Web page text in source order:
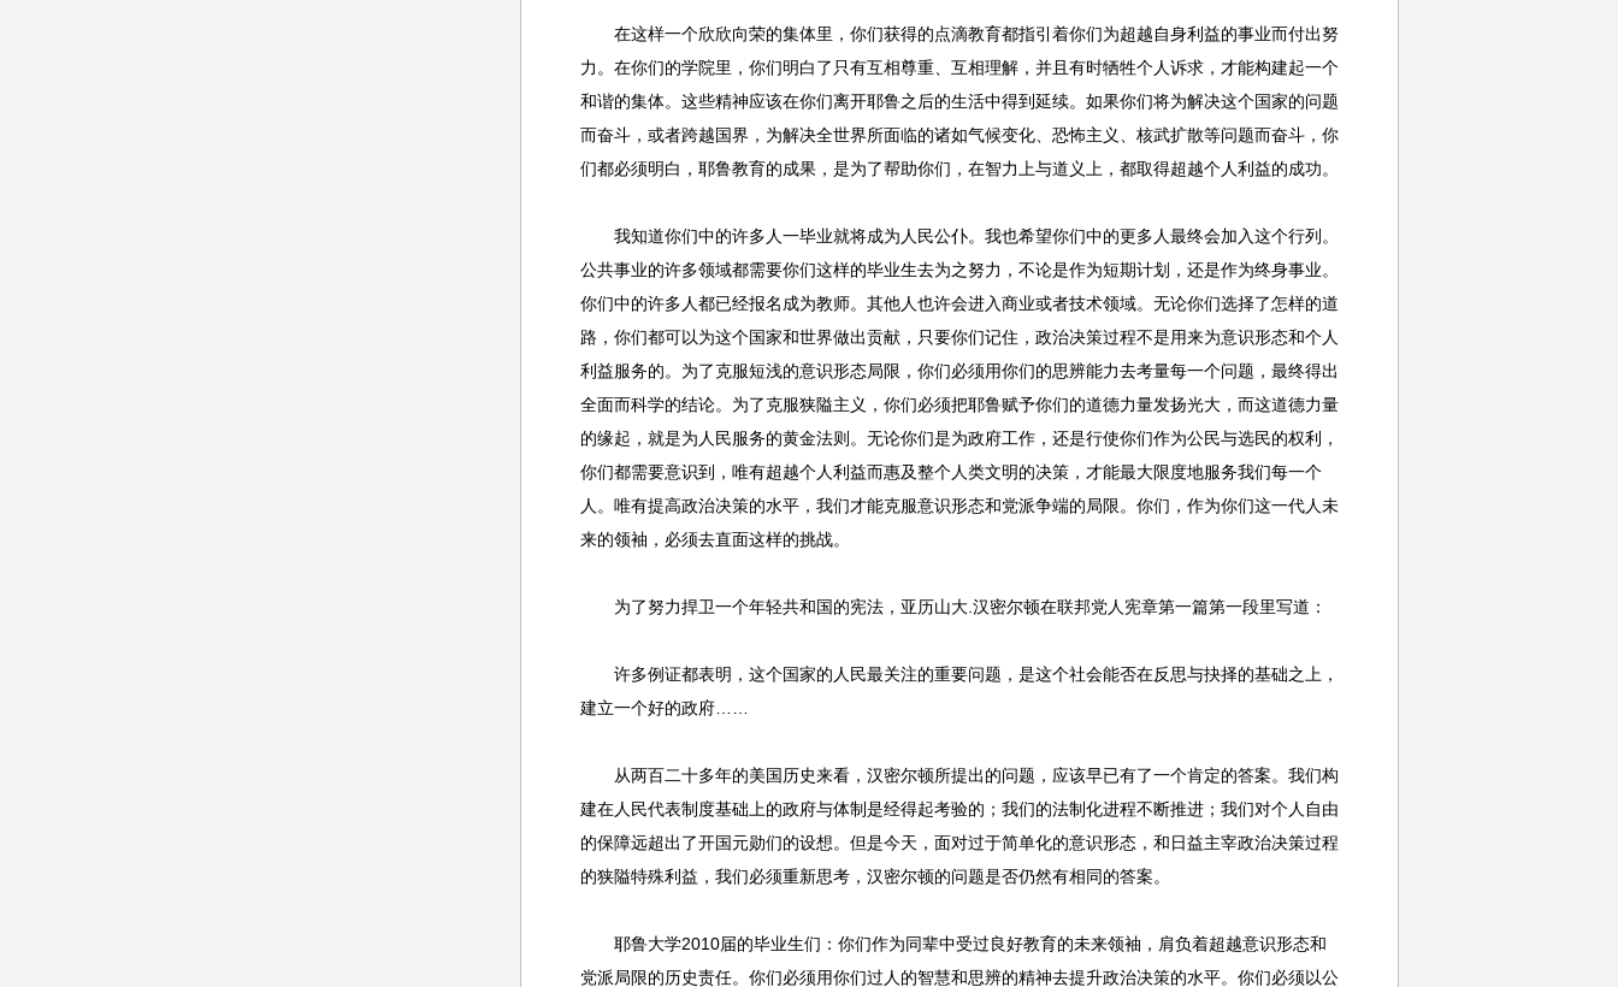
在这样一个欣欣向荣的集体里，你们获得的点滴教育都指引着你们为超越自身利益的事业而付出努
力。在你们的学院里，你们明白了只有互相尊重、互相理解，并且有时牺牲个人诉求，才能构建起一个
和谐的集体。这些精神应该在你们离开耶鲁之后的生活中得到延续。如果你们将为解决这个国家的问题
而奋斗，或者跨越国界，为解决全世界所面临的诸如气候变化、恐怖主义、核武扩散等问题而奋斗，你
们都必须明白，耶鲁教育的成果，是为了帮助你们，在智力上与道义上，都取得超越个人利益的成功。
我知道你们中的许多人一毕业就将成为人民公仆。我也希望你们中的更多人最终会加入这个行列。
公共事业的许多领域都需要你们这样的毕业生去为之努力，不论是作为短期计划，还是作为终身事业。
你们中的许多人都已经报名成为教师。其他人也许会进入商业或者技术领域。无论你们选择了怎样的道
路，你们都可以为这个国家和世界做出贡献，只要你们记住，政治决策过程不是用来为意识形态和个人
利益服务的。为了克服短浅的意识形态局限，你们必须用你们的思辨能力去考量每一个问题，最终得出
全面而科学的结论。为了克服狭隘主义，你们必须把耶鲁赋予你们的道德力量发扬光大，而这道德力量
的缘起，就是为人民服务的黄金法则。无论你们是为政府工作，还是行使你们作为公民与选民的权利，
你们都需要意识到，唯有超越个人利益而惠及整个人类文明的决策，才能最大限度地服务我们每一个
人。唯有提高政治决策的水平，我们才能克服意识形态和党派争端的局限。你们，作为你们这一代人未
来的领袖，必须去直面这样的挑战。
为了努力捍卫一个年轻共和国的宪法，亚历山大.汉密尔顿在联邦党人宪章第一篇第一段里写道：
许多例证都表明，这个国家的人民最关注的重要问题，是这个社会能否在反思与抉择的基础之上，
建立一个好的政府……
从两百二十多年的美国历史来看，汉密尔顿所提出的问题，应该早已有了一个肯定的答案。我们构
建在人民代表制度基础上的政府与体制是经得起考验的；我们的法制化进程不断推进；我们对个人自由
的保障远超出了开国元勋们的设想。但是今天，面对过于简单化的意识形态，和日益主宰政治决策过程
的狭隘特殊利益，我们必须重新思考，汉密尔顿的问题是否仍然有相同的答案。
耶鲁大学2010届的毕业生们：你们作为同辈中受过良好教育的未来领袖，肩负着超越意识形态和
党派局限的历史责任。你们必须用你们过人的智慧和思辨的精神去提升政治决策的水平。你们必须以公